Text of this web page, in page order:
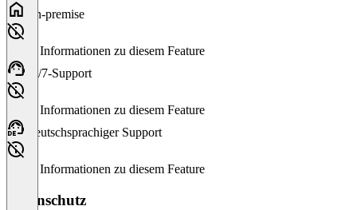
On-premise
Keine Informationen zu diesem Feature
24/7-Support
Keine Informationen zu diesem Feature
Deutschsprachiger Support
Keine Informationen zu diesem Feature
Datenschutz